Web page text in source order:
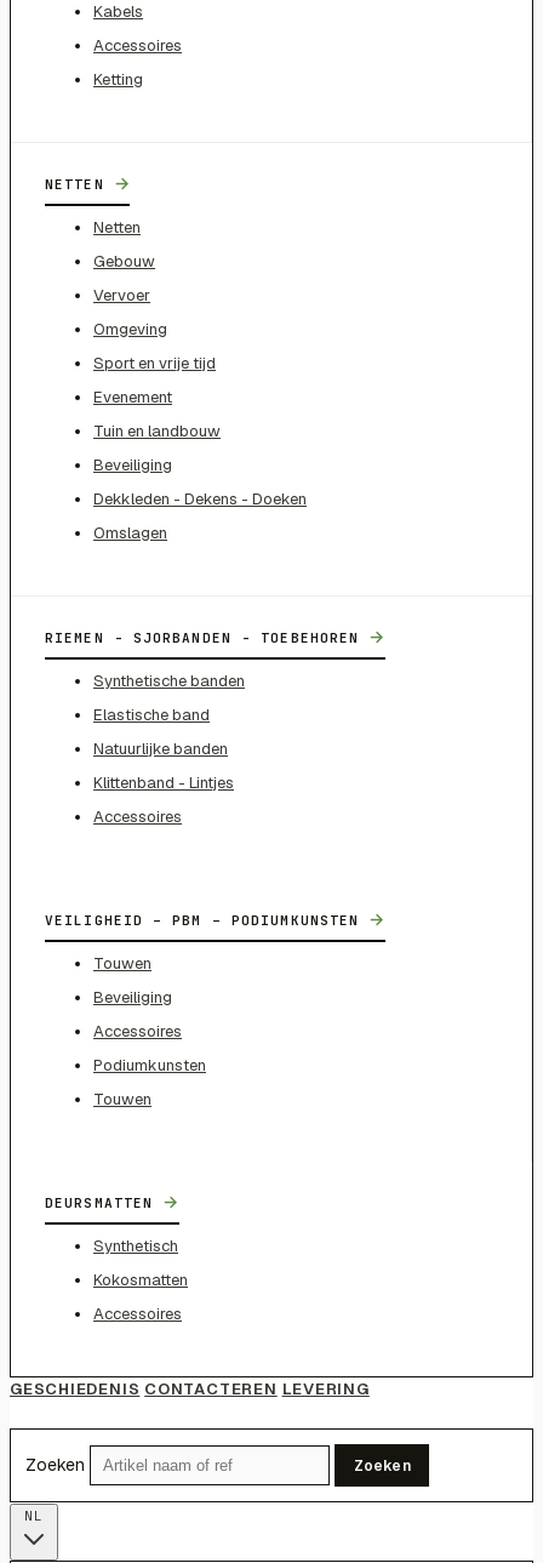
Kabels
Accessoires
Ketting
NETTEN →
Netten
Gebouw
Vervoer
Omgeving
Sport en vrije tijd
Evenement
Tuin en landbouw
Beveiliging
Dekkleden - Dekens - Doeken
Omslagen
RIEMEN - SJORBANDEN - TOEBEHOREN →
Synthetische banden
Elastische band
Natuurlijke banden
Klittenband - Lintjes
Accessoires
VEILIGHEID – PBM – PODIUMKUNSTEN →
Touwen
Beveiliging
Accessoires
Podiumkunsten
Touwen
DEURSMATTEN →
Synthetisch
Kokosmatten
Accessoires
GESCHIEDENIS CONTACTEREN LEVERING
Zoeken Zoeken